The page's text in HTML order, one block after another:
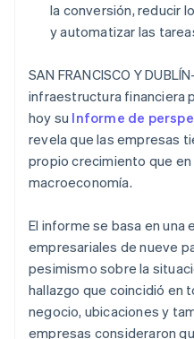
Prevención de fraude
Atlas
Constitución de una
Climate
Eliminación de dióxido de
Identity
Verificación de identidad
Sesiones de Stripe
Descubre cómo
Mirar ahora
Socios
Stripe
la conversión, reducir
y automatizar las
SAN FRANCISCO Y
infraestructura financiera
hoy su Informe de
revela que las empresas
propio crecimiento que en
macroeconomía.
El informe se basa en
empresariales de nueve
pesimismo sobre la
hallazgo que coincidió en
negocio, ubicaciones y
empresas consideraron